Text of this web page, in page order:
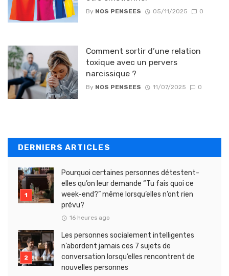
By NOS PENSEES 05/11/2025 0
Comment sortir d’une relation
toxique avec un pervers
narcissique ?
By NOS PENSEES 11/07/2025 0
DERNIERS ARTICLES
Pourquoi certaines personnes détestent-
elles qu’on leur demande “Tu fais quoi ce
week-end?” même lorsqu’elles n’ont rien
prévu?
16 heures ago
Les personnes socialement intelligentes
n’abordent jamais ces 7 sujets de
conversation lorsqu’elles rencontrent de
nouvelles personnes